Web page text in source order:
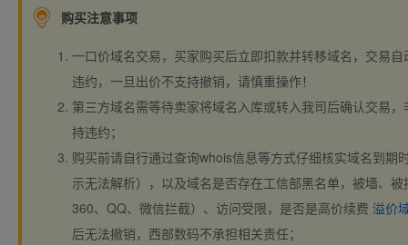
购买注意事项
一口价域名交易，买家购买后立即扣款并转移域名，交易
违约，一旦出价不支持撤销，请慎重操作！
第三方域名需等待卖家将域名入库或转入我司后确认交易
持违约；
购买前请自行通过查询whois信息等方式仔细核实域名到期
示无法解析），以及域名是否存在工信部黑名单，被墙、
360、QQ、微信拦截）、访问受限，是否是高价续费 溢价
后无法撤销，西部数码不承担相关责任；